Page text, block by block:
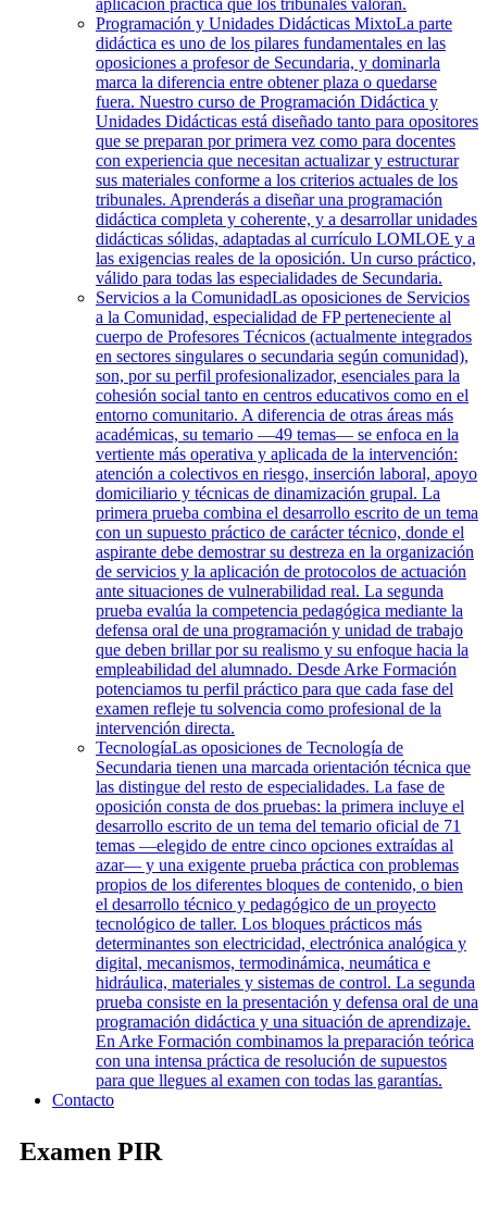
aplicación práctica que los tribunales valoran.
Programación y Unidades Didácticas MixtoLa parte
didáctica es uno de los pilares fundamentales en las
oposiciones a profesor de Secundaria, y dominarla
marca la diferencia entre obtener plaza o quedarse
fuera. Nuestro curso de Programación Didáctica y
Unidades Didácticas está diseñado tanto para opositores
que se preparan por primera vez como para docentes
con experiencia que necesitan actualizar y estructurar
sus materiales conforme a los criterios actuales de los
tribunales. Aprenderás a diseñar una programación
didáctica completa y coherente, y a desarrollar unidades
didácticas sólidas, adaptadas al currículo LOMLOE y a
las exigencias reales de la oposición. Un curso práctico,
válido para todas las especialidades de Secundaria.
Servicios a la ComunidadLas oposiciones de Servicios
a la Comunidad, especialidad de FP perteneciente al
cuerpo de Profesores Técnicos (actualmente integrados
en sectores singulares o secundaria según comunidad),
son, por su perfil profesionalizador, esenciales para la
cohesión social tanto en centros educativos como en el
entorno comunitario. A diferencia de otras áreas más
académicas, su temario —49 temas— se enfoca en la
vertiente más operativa y aplicada de la intervención:
atención a colectivos en riesgo, inserción laboral, apoyo
domiciliario y técnicas de dinamización grupal. La
primera prueba combina el desarrollo escrito de un tema
con un supuesto práctico de carácter técnico, donde el
aspirante debe demostrar su destreza en la organización
de servicios y la aplicación de protocolos de actuación
ante situaciones de vulnerabilidad real. La segunda
prueba evalúa la competencia pedagógica mediante la
defensa oral de una programación y unidad de trabajo
que deben brillar por su realismo y su enfoque hacia la
empleabilidad del alumnado. Desde Arke Formación
potenciamos tu perfil práctico para que cada fase del
examen refleje tu solvencia como profesional de la
intervención directa.
TecnologíaLas oposiciones de Tecnología de
Secundaria tienen una marcada orientación técnica que
las distingue del resto de especialidades. La fase de
oposición consta de dos pruebas: la primera incluye el
desarrollo escrito de un tema del temario oficial de 71
temas —elegido de entre cinco opciones extraídas al
azar— y una exigente prueba práctica con problemas
propios de los diferentes bloques de contenido, o bien
el desarrollo técnico y pedagógico de un proyecto
tecnológico de taller. Los bloques prácticos más
determinantes son electricidad, electrónica analógica y
digital, mecanismos, termodinámica, neumática e
hidráulica, materiales y sistemas de control. La segunda
prueba consiste en la presentación y defensa oral de una
programación didáctica y una situación de aprendizaje.
En Arke Formación combinamos la preparación teórica
con una intensa práctica de resolución de supuestos
para que llegues al examen con todas las garantías.
Contacto
Examen PIR